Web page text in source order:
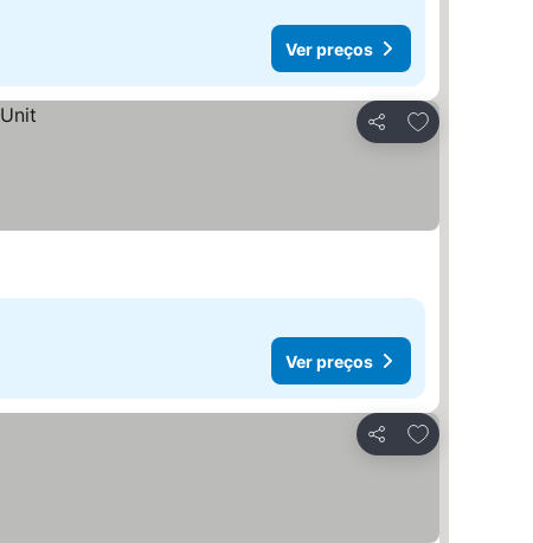
Ver preços
Partilhar
Adicionar aos
Ver preços
Partilhar
Adicionar aos